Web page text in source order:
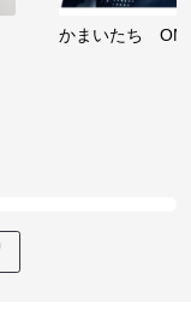
かまいたち